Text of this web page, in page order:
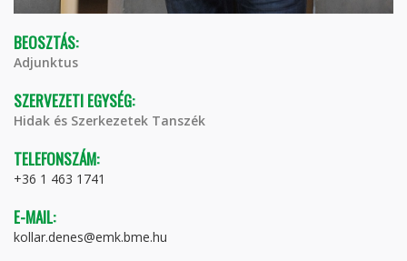
BEOSZTÁS:
Adjunktus
SZERVEZETI EGYSÉG:
Hidak és Szerkezetek Tanszék
TELEFONSZÁM:
+36 1 463 1741
E-MAIL:
kollar.denes@emk.bme.hu